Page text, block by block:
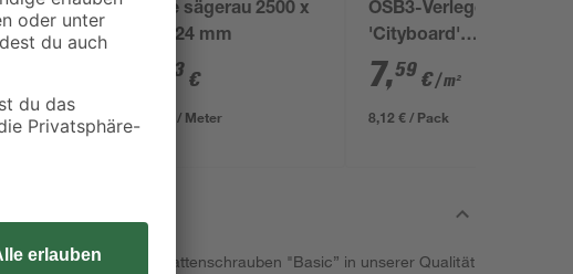
2000 x
Latte sägerau 2500 x
48 x 24 mm
23 €
0,89 € / Meter
OSB3-Verlegeplatte
'Cityboard'
ungeschliffen 1690 x
634 x 15 mm
7,59 €/ m²
8,12 € / Pack
akkurat mit den Spanplattenschrauben "Basic” in unserer Qualität